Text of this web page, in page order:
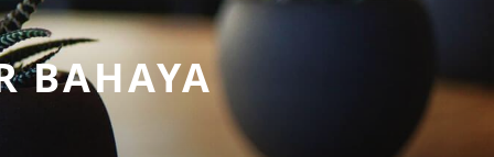
BAHAYA